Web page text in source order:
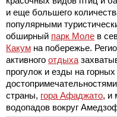
и еще большего
популярными
обширный парк Моле в
Какум на побережье.
активного отдыха
прогулок и езды на
страны, гора Афаджато, и
водопадов вокруг